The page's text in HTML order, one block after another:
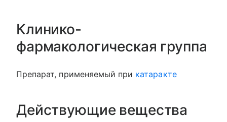
Клинико-
фармакологическая группа
Препарат, применяемый при катаракте
Действующие вещества